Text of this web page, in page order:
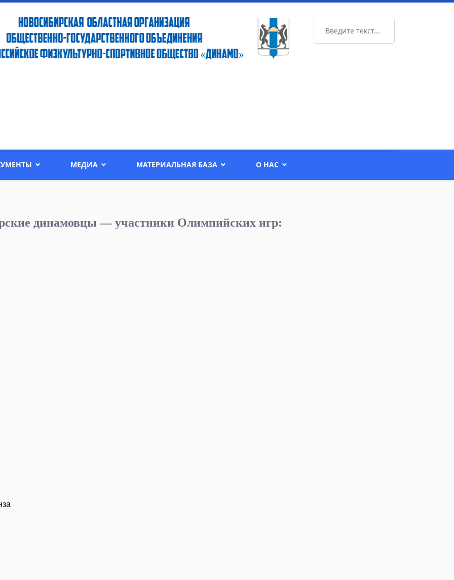
МЕДИА МАТЕРИАЛЬНАЯ БАЗА О НАС
динамовцы — участники Олимпийских игр: